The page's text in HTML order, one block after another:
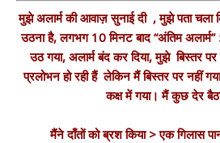
मुझे अलार्म की आवाज़ सुनाई दी , मुझे पता
उठना है, लगभग 10 मिनट बाद “अंतिम
उठ गया, अलार्म बंद कर दिया, मुझे बिस्तर
प्रलोभन हो रही हैं लेकिन मैं बिस्तर पर नहीं
कक्ष में गया। मैं कुछ देर
मैंने दाँतों को ब्रश किया > एक गिलास